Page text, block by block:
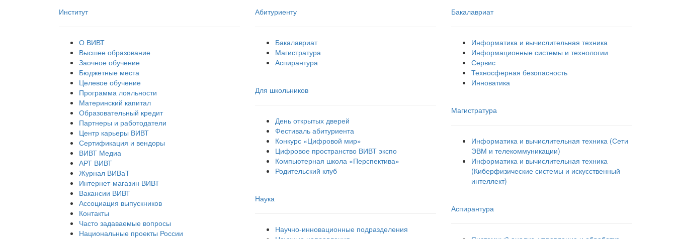
Институт
О ВИВТ
Высшее образование
Заочное обучение
Бюджетные места
Целевое обучение
Программа лояльности
Материнский капитал
Образовательный кредит
Партнеры и работодатели
Центр карьеры ВИВТ
Сертификация и вендоры
ВИВТ Медиа
АРТ ВИВТ
Журнал ВИВаТ
Интернет-магазин ВИВТ
Вакансии ВИВТ
Ассоциация выпускников
Контакты
Часто задаваемые вопросы
Национальные проекты России
Абитуриенту
Бакалавриат
Магистратура
Аспирантура
Для школьников
День открытых дверей
Фестиваль абитуриента
Конкурс «Цифровой мир»
Цифровое пространство ВИВТ экспо
Компьютерная школа «Перспектива»
Родительский клуб
Наука
Научно-инновационные подразделения
Бакалавриат
Информатика и вычислительная техника
Информационные системы и технологии
Сервис
Техносферная безопасность
Инноватика
Магистратура
Информатика и вычислительная техника (Сети
ЭВМ и телекоммуникации)
Информатика и вычислительная техника
(Киберфизические системы и искусственный
интеллект)
Аспирантура